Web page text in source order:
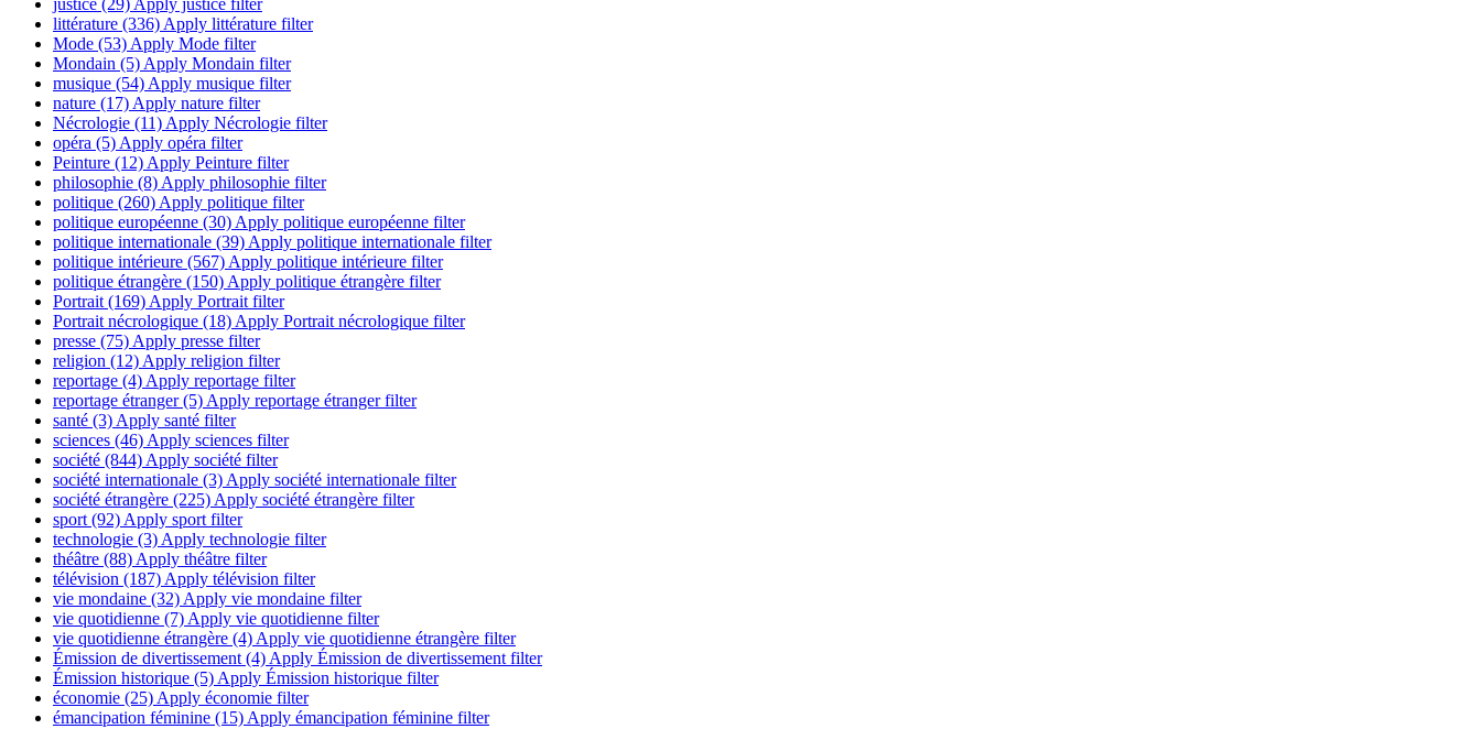
justice (29) Apply justice filter
littérature (336) Apply littérature filter
Mode (53) Apply Mode filter
Mondain (5) Apply Mondain filter
musique (54) Apply musique filter
nature (17) Apply nature filter
Nécrologie (11) Apply Nécrologie filter
opéra (5) Apply opéra filter
Peinture (12) Apply Peinture filter
philosophie (8) Apply philosophie filter
politique (260) Apply politique filter
politique européenne (30) Apply politique européenne filter
politique internationale (39) Apply politique internationale filter
politique intérieure (567) Apply politique intérieure filter
politique étrangère (150) Apply politique étrangère filter
Portrait (169) Apply Portrait filter
Portrait nécrologique (18) Apply Portrait nécrologique filter
presse (75) Apply presse filter
religion (12) Apply religion filter
reportage (4) Apply reportage filter
reportage étranger (5) Apply reportage étranger filter
santé (3) Apply santé filter
sciences (46) Apply sciences filter
société (844) Apply société filter
société internationale (3) Apply société internationale filter
société étrangère (225) Apply société étrangère filter
sport (92) Apply sport filter
technologie (3) Apply technologie filter
théâtre (88) Apply théâtre filter
télévision (187) Apply télévision filter
vie mondaine (32) Apply vie mondaine filter
vie quotidienne (7) Apply vie quotidienne filter
vie quotidienne étrangère (4) Apply vie quotidienne étrangère filter
Émission de divertissement (4) Apply Émission de divertissement filter
Émission historique (5) Apply Émission historique filter
économie (25) Apply économie filter
émancipation féminine (15) Apply émancipation féminine filter